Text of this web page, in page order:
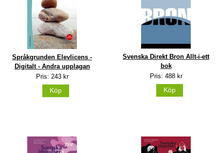
Språkgrunden Elevlicens -
Digitalt - Andra upplagan
Pris: 243 kr
Köp
Svenska Direkt Bron Allt-i-ett
bok
Pris: 488 kr
Köp